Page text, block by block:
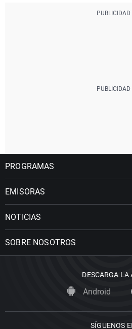
PROGRAMAS
EMISORAS
NOTICIAS
SOBRE NOSOTROS
DESCARGA LA
Android
SÍGUENOS